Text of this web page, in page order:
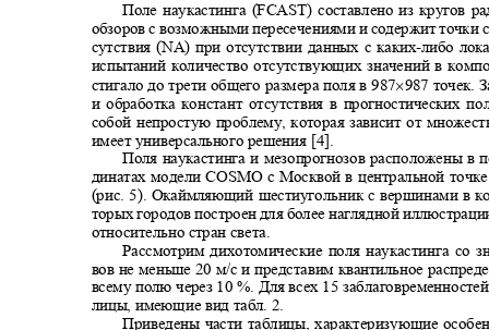
Поле наукастинга (FCAST) составлено из кругов
обзоров с возможными пересечениями и содержит точки
сутствия (NA) при отсутствии данных с каких-либо
испытаний количество отсутствующих значений в
стигало до трети общего размера поля в 987×987 точек.
и обработка констант отсутствия в прогностических
собой непростую проблему, которая зависит от
имеет универсального решения [4].
Поля наукастинга и мезопрогнозов расположены
динатах моделиCOSMO c Москвой в центральной
(рис. 5). Окаймляющий шестиугольник с вершинами в
торых городов построен для более наглядной
относительно стран света.
Рассмотрим дихотомические поля наукастинга
вов не меньше 20 м/с и представим квантильное
всему полю через 10 %. Для всех 15
лицы, имеющие вид табл. 2.
Приведены части таблицы, характеризующие